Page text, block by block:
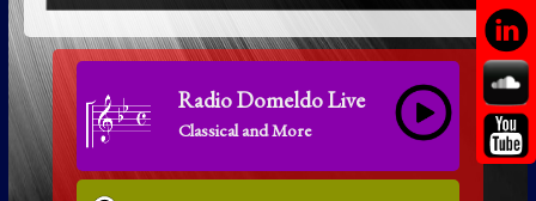
Radio Domeldo Live
Classical and More